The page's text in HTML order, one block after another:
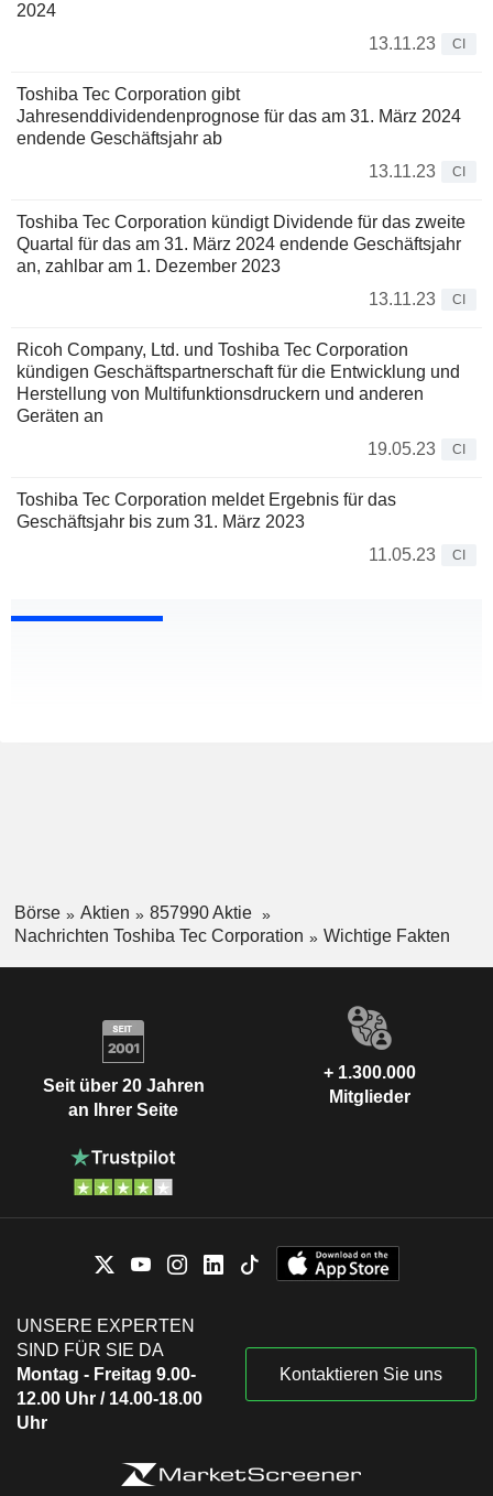
2024
13.11.23
CI
Toshiba Tec Corporation gibt
Jahresenddividendenprognose für das am 31. März 2024
endende Geschäftsjahr ab
13.11.23
CI
Toshiba Tec Corporation kündigt Dividende für das zweite
Quartal für das am 31. März 2024 endende Geschäftsjahr
an, zahlbar am 1. Dezember 2023
13.11.23
CI
Ricoh Company, Ltd. und Toshiba Tec Corporation
kündigen Geschäftspartnerschaft für die Entwicklung und
Herstellung von Multifunktionsdruckern und anderen
Geräten an
19.05.23
CI
Toshiba Tec Corporation meldet Ergebnis für das
Geschäftsjahr bis zum 31. März 2023
11.05.23
CI
Börse Aktien
857990 Aktie
Nachrichten Toshiba Tec Corporation
Wichtige Fakten
Seit über 20 Jahren
an Ihrer Seite
+ 1.300.000
Mitglieder
UNSERE EXPERTEN
SIND FÜR SIE DA
Montag - Freitag 9.00-
12.00 Uhr / 14.00-18.00
Uhr
Kontaktieren Sie uns